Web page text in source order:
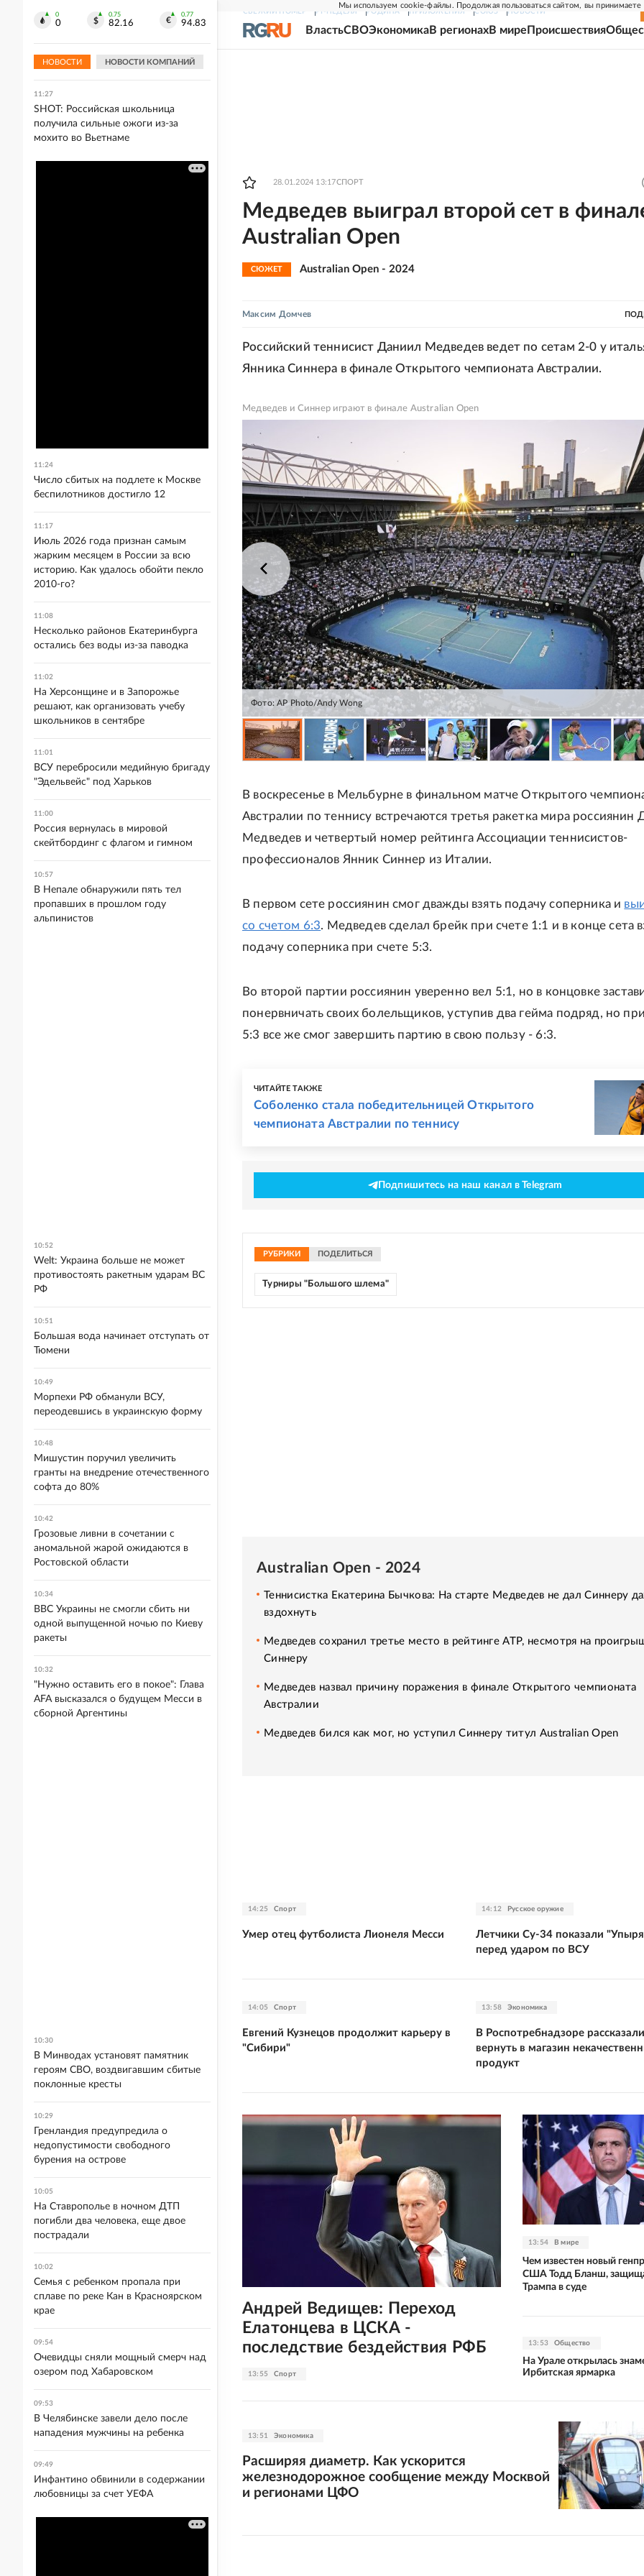
Мы используем cookie-файлы. Продолжая пользоваться сайтом, вы принимаете
СВЕЖИЙ НОМЕР РГ-НЕДЕЛЯ РОДИНА ПРИЛОЖЕНИЯ СОЮЗ НОВОСТИ
ВластьСВОЭкономикаВ регионахВ мире Происшествия
28.01.2024 13:17СПОРТ
Медведев выиграл второй сет в
Australian Open
СЮЖЕТ Australian Open - 2024
Максим Домчев
Российский теннисист Даниил Медведев ведет по сетам 2-0 у
Янника Синнера в финале Открытого чемпионата Австралии.
Медведев и Синнер играют в финале Australian Open
Фото: AP Photo/Andy Wong
В воскресенье в Мельбурне в финальном матче Открытого
Австралии по теннису встречаются третья ракетка мира россиянин
Медведев и четвертый номер рейтинга Ассоциации теннисистов-
профессионалов Янник Синнер из Италии.
В первом сете россиянин смог дважды взять подачу соперника и
со счетом 6:3. Медведев сделал брейк при счете 1:1 и в конце сета
подачу соперника при счете 5:3.
Во второй партии россиянин уверенно вел 5:1, но в концовке
понервничать своих болельщиков, уступив два гейма подряд, но
5:3 все же смог завершить партию в свою пользу - 6:3.
ЧИТАЙТЕ ТАКЖЕ
Соболенко стала победительницей Открытого
чемпионата Австралии по теннису
Подпишитесь на наш канал в Telegram
РУБРИКИ ПОДЕЛИТЬСЯ
Турниры "Большого шлема"
Australian Open - 2024
Теннисистка Екатерина Бычкова: На старте Медведев не дал Синнеру
вздохнуть
Медведев сохранил третье место в рейтинге АТР, несмотря на
Синнеру
Медведев назвал причину поражения в финале Открытого чемпионата
Австралии
Медведев бился как мог, но уступил Синнеру титул Australian Open
14:25 Спорт
Умер отец футболиста Лионеля Месси
14:12 Русское оружие
Летчики Су-34 показали
перед ударом по ВСУ
14:05 Спорт
Евгений Кузнецов продолжит карьеру в
"Сибири"
13:58 Экономика
В Роспотребнадзоре
вернуть в магазин
продукт
13:55 Спорт
Андрей Ведищев: Переход
Елатонцева в ЦСКА -
последствие бездействия РФБ
13:54 В мире
Чем известен новый
США Тодд Бланш,
Трампа в суде
13:53 Общество
На Урале открылась
Ирбитская ярмарка
13:51 Экономика
Расширяя диаметр. Как ускорится
железнодорожное сообщение между Москвой
и регионами ЦФО
0
0
0.75
82.16
0.77
94.83
НОВОСТИ НОВОСТИ КОМПАНИЙ
11:31
из-за жары
11:27
SHOT: Российская школьница
получила сильные ожоги из-за
мохито во Вьетнаме
11:24
Число сбитых на подлете к Москве
беспилотников достигло 12
11:17
Июль 2026 года признан самым
жарким месяцем в России за всю
историю. Как удалось обойти пекло
2010-го?
11:08
Несколько районов Екатеринбурга
остались без воды из-за паводка
11:02
На Херсонщине и в Запорожье
решают, как организовать учебу
школьников в сентябре
11:01
ВСУ перебросили медийную бригаду
"Эдельвейс" под Харьков
11:00
Россия вернулась в мировой
скейтбординг с флагом и гимном
10:57
В Непале обнаружили пять тел
пропавших в прошлом году
альпинистов
10:52
Welt: Украина больше не может
противостоять ракетным ударам ВС
РФ
10:51
Большая вода начинает отступать от
Тюмени
10:49
Морпехи РФ обманули ВСУ,
переодевшись в украинскую форму
10:48
Мишустин поручил увеличить
гранты на внедрение отечественного
софта до 80%
10:42
Грозовые ливни в сочетании с
аномальной жарой ожидаются в
Ростовской области
10:34
ВВС Украины не смогли сбить ни
одной выпущенной ночью по Киеву
ракеты
10:32
"Нужно оставить его в покое": Глава
AFA высказался о будущем Месси в
сборной Аргентины
10:30
В Минводах установят памятник
героям СВО, воздвигавшим сбитые
поклонные кресты
10:29
Гренландия предупредила о
недопустимости свободного
бурения на острове
10:05
На Ставрополье в ночном ДТП
погибли два человека, еще двое
пострадали
10:02
Семья с ребенком пропала при
сплаве по реке Кан в Красноярском
крае
09:54
Очевидцы сняли мощный смерч над
озером под Хабаровском
09:53
В Челябинске завели дело после
нападения мужчины на ребенка
09:49
Инфантино обвинили в содержании
любовницы за счет УЕФА